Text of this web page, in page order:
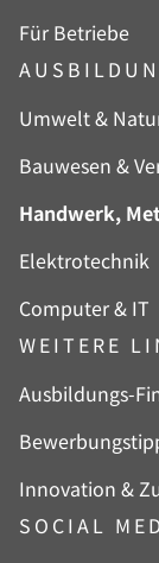
Für Betriebe
Navigation
Umwelt &
Bauwesen &
Handwerk,
Elektrotechnik
Computer & IT
WEITERE
Navigation
Ausbildungs-
Innovation &
SOCIAL